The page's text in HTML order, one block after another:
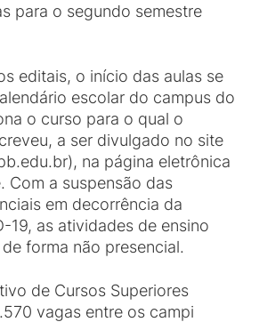
para o segundo semestre
editais, o início das aulas se
escolar do campus do
o curso para o qual o
a ser divulgado no site
na página eletrônica
Com a suspensão das
em decorrência da
19, as atividades de ensino
forma não presencial.
de Cursos Superiores
vagas entre os campi